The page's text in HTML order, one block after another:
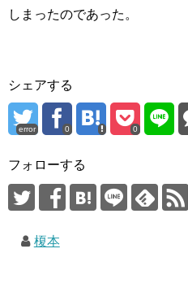
しまったのであった。
シェアする
error 0 0
フォローする
榎本